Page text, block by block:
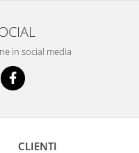
in social media
CLIENTI